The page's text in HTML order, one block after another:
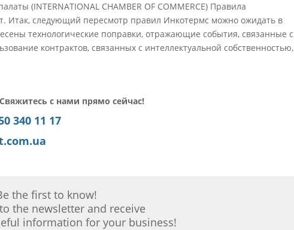
(INTERNATIONAL CHAMBER OF COMMERCE) Правила
Итак, следующий пересмотр правил Инкотермс можно ожидать в
технологические поправки, отражающие события, связанные с
контрактов, связанных с интеллектуальной собственностью,
Свяжитесь с нами прямо сейчас!
340 11 17
the first to know!
the newsletter and receive
information for your business!